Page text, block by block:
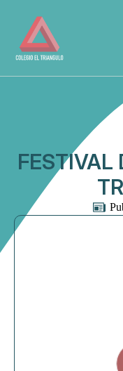
FESTIVAL